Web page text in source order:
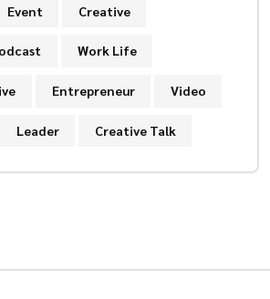
Event Creative
Work Life
Entrepreneur Video
Leader Creative Talk